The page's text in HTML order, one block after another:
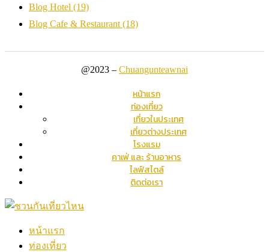
Blog Hotel (19)
Blog Cafe & Restaurant (18)
@2023 – Chuangunteawnai
หน้าแรก
ท่องเที่ยว
เที่ยวในประเทศ
เที่ยวต่างประเทศ
โรงแรม
คาเฟ่ และ ร้านอาหาร
ไลฟ์สไตล์
ติดต่อเรา
หน้าแรก
ท่องเที่ยว